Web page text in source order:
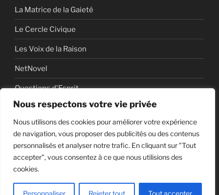
Nous respectons votre vie privée
Nous utilisons des cookies pour améliorer votre expérience
de navigation, vous proposer des publicités ou des contenus
personnalisés et analyser notre trafic. En cliquant sur "Tout
accepter", vous consentez à ce que nous utilisions des
cookies.
Personnaliser Rejeter tout Tout accepter
La Matrice de la Gaieté
Le Cercle Civique
Les Voix de la Raison
NetNovel
Questions d'Esprit
Série
Série vidéo
WordPress